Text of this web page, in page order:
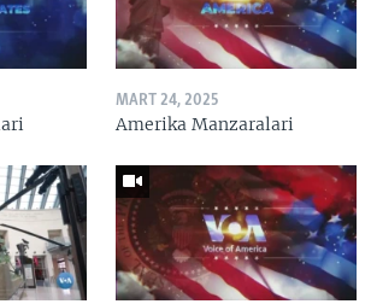
MART 24, 2025
Amerika Manzaralari